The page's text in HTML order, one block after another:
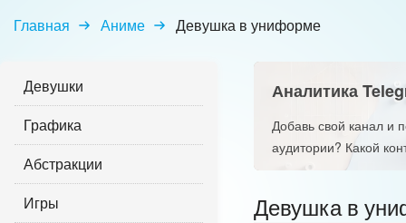
Главная Аниме Девушка в униформе
Девушки
Графика
Абстракции
Игры
Аналитика
Добавь свой канал и
аудитории? Какой
Девушка в